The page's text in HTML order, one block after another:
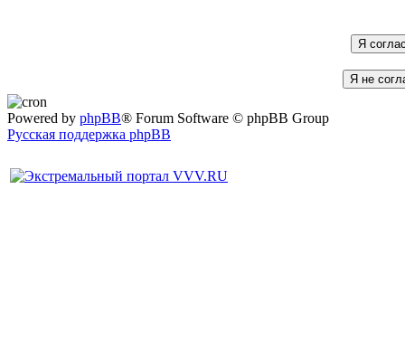
Powered by phpBB® Forum Software © phpBB Group
Русская поддержка phpBB